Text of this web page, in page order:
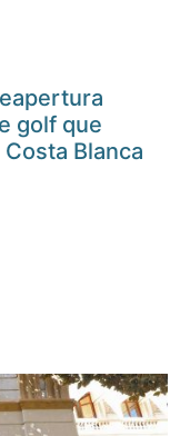
golf que
Blanca